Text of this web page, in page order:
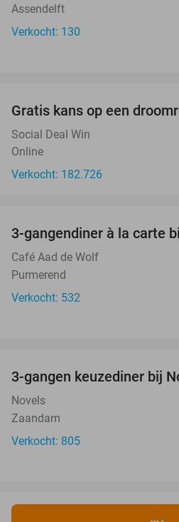
Assendelft
Verkocht: 130
Gratis kans op een
Social Deal Win
Online
Verkocht: 182.726
3-gangendiner à la carte
Café Aad de Wolf
Purmerend
Verkocht: 532
3-gangen keuzediner bij
Novels
Zaandam
Verkocht: 805